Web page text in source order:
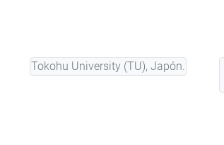
Tokohu University (TU), Japón.